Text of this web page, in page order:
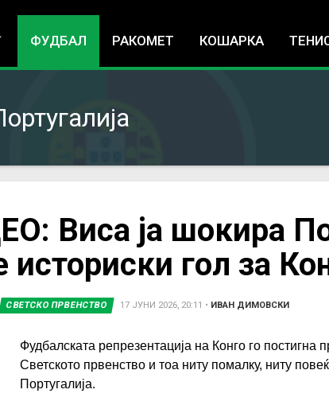
ФУДБАЛ РАКОМЕТ КОШАРКА
Виса ја шокира
историски гол за
СВЕТСКО ПРВЕНСТВО 17 ЈУНИ 2026, 20:11 • ИВАН ДИМОВСКИ
Фудбалската репрезентација на Конго го постигна
Светското првенство и тоа ниту помалку, ниту
Португалија.